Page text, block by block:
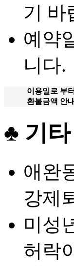
기 바
예약
니다.
이용일로 부터
환불금액 안내
♣ 기
애완
강제
미성
허락